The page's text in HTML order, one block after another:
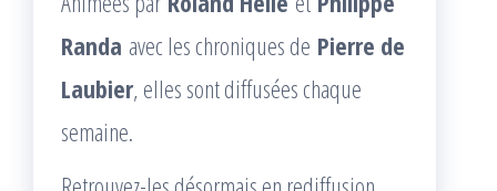
Randa avec les chroniques de Pierre de
Laubier, elles sont diffusées chaque
semaine.